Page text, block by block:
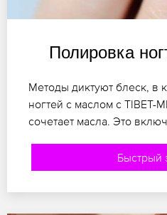
Полировка
Методы диктуют блеск, в
ногтей с маслом с TIBET-
сочетает масла. Это
Быстрый